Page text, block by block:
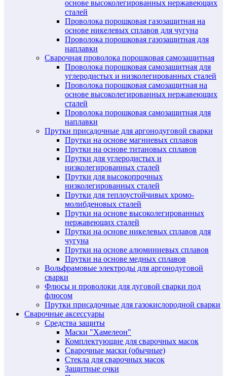
основе высоколегированных нержавеющих
сталей
Проволока порошковая газозащитная на
основе никелевых сплавов для чугуна
Проволока порошковая газозащитная для
наплавки
Сварочная проволока порошковая самозащитная
Проволока порошковая самозащитная для
углеродистых и низколегированных сталей
Проволока порошковая самозащитная на
основе высоколегированных нержавеющих
сталей
Проволока порошковая самозащитная для
наплавки
Прутки присадочные для аргонодуговой сварки
Прутки на основе магниевых сплавов
Прутки на основе титановых сплавов
Прутки для углеродистых и
низколегированных сталей
Прутки для высокопрочных
низколегированных сталей
Прутки для теплоустойчивых хромо-
молибденовых сталей
Прутки на основе высоколегированных
нержавеющих сталей
Прутки на основе никелевых сплавов для
чугуна
Прутки на основе алюминиевых сплавов
Прутки на основе медных сплавов
Вольфрамовые электроды для аргонодуговой
сварки
Флюсы и проволоки для дуговой сварки под
флюсом
Прутки присадочные для газокислородной сварки
Сварочные аксессуары
Средства защиты
Маски "Хамелеон"
Комплектующие для сварочных масок
Сварочные маски (обычные)
Стекла для сварочных масок
Защитные очки